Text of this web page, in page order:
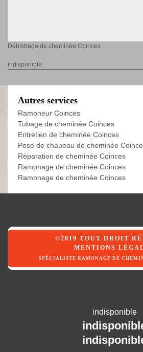
Débistrage de cheminée Coinces
indisponible
Autres services
Ramoneur Coinces
Tubage de cheminée Coinces
Entretien de cheminée Coinces
Pose de chapeau de cheminée
Réparation de cheminée Coinces
Ramonage de cheminée Coinces
Ramonage de cheminée Coinces
©2019 TOUT DROIT
MENTIONS
SPÉCIALISTE RAMONAGE DE
indisponible